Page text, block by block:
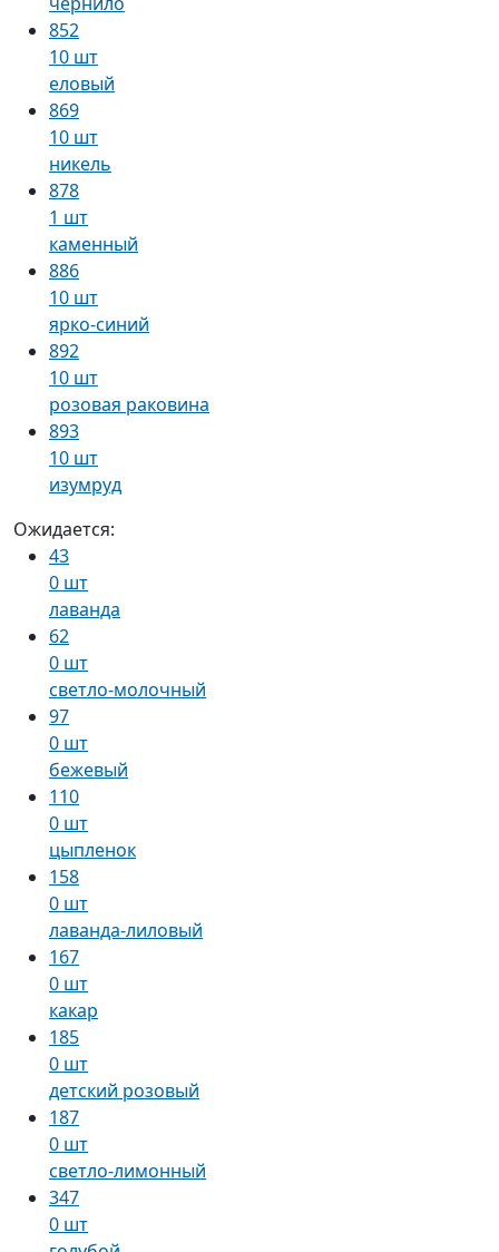
852
10 шт
еловый
869
10 шт
никель
878
1 шт
каменный
886
10 шт
ярко-синий
892
10 шт
розовая раковина
893
10 шт
изумруд
Ожидается:
43
0 шт
лаванда
62
0 шт
светло-молочный
97
0 шт
бежевый
110
0 шт
цыпленок
158
0 шт
лаванда-лиловый
167
0 шт
какар
185
0 шт
детский розовый
187
0 шт
светло-лимонный
347
0 шт